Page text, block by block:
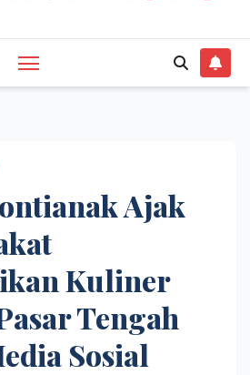
Ajak
Kuliner
Tengah
Sosial